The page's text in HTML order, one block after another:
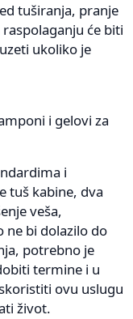
tuširanja, pranje
raspolaganju će biti
ukoliko je
i gelovi za
i
tuš kabine, dva
veša,
ne bi dolazilo do
potrebno je
termine i u
ovu uslugu
život.